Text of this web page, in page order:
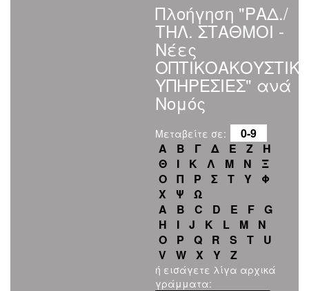
Πλοήγηση "ΡΑΔ./
ΤΗΛ. ΣΤΑΘΜΟΙ -
Νέες
ΥΠΗΡΕΣΙΕΣ" ανά
Νομός
Μεταβείτε σε:
0-9
Α
Β Γ Δ Ε Ζ
Η
Θ
Ι Κ Λ Μ Ν
Ξ
Ο
Π Ρ Σ Τ Υ
Φ
Χ
Ψ
Ω
A
B C D E F
G
H
I J K L M
N
O
P Q R S T
U
V
W X Y Z
ή εισάγετε λίγα αρχικά
γράμματα: